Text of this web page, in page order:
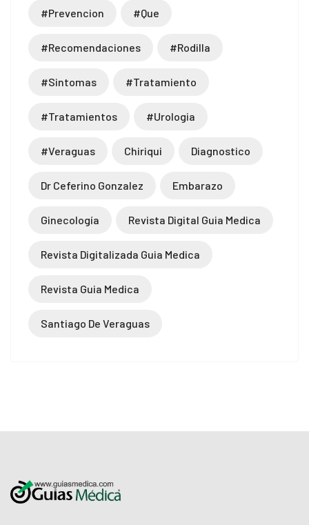
#prevencion #que
#recomendaciones #rodilla
#sintomas #tratamiento
#tratamientos #urologia
#veraguas Chiriqui Diagnostico
Dr Ceferino Gonzalez Embarazo
Ginecología Revista Digital Guia Medica
Revista Digitalizada Guia Medica
Revista Guia Medica
Santiago De Veraguas